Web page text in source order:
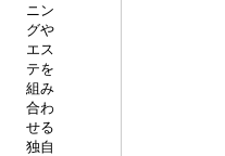
ニン
グや
エス
テを
組み
合わ
せる
独自